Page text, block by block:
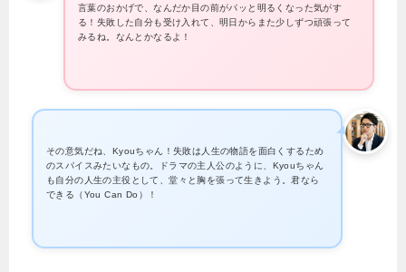
言葉のおかげで、なんだか目の前がパッと明るくなった気がす
る！失敗した自分も受け入れて、明日からまた少しずつ頑張って
みるね。なんとかなるよ！
その意気だね、Kyouちゃん！失敗は人生の物語を面白くするため
のスパイスみたいなもの。ドラマの主人公のように、Kyouちゃん
も自分の人生の主役として、堂々と胸を張って生きよう。君なら
できる（You Can Do）！